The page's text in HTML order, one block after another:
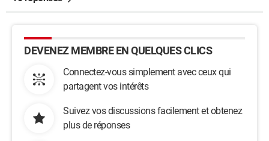
DEVENEZ MEMBRE EN QUELQUES CLICS
Connectez-vous simplement avec ceux qui
partagent vos intérêts
Suivez vos discussions facilement et obtenez
plus de réponses